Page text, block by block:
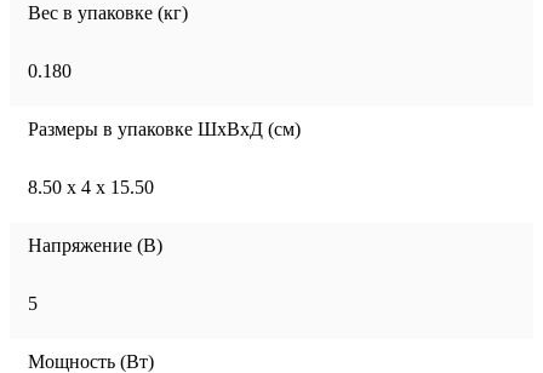
Вес в упаковке (кг)
0.180
Размеры в упаковке ШхВхД (см)
8.50 х 4 х 15.50
Напряжение (В)
5
Мощность (Вт)